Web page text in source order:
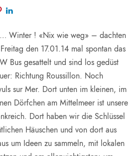
Winter ! «Nix wie weg» – dachten
den 17.01.14 mal spontan das
Bus gesattelt und sind los gedüst
Richtung Roussillon. Noch
sur Mer. Dort unten im kleinen, im
Dörfchen am Mittelmeer ist unsere
Dort haben wir die Schlüssel
Häuschen und von dort aus
um Ideen zu sammeln, mit lokalen